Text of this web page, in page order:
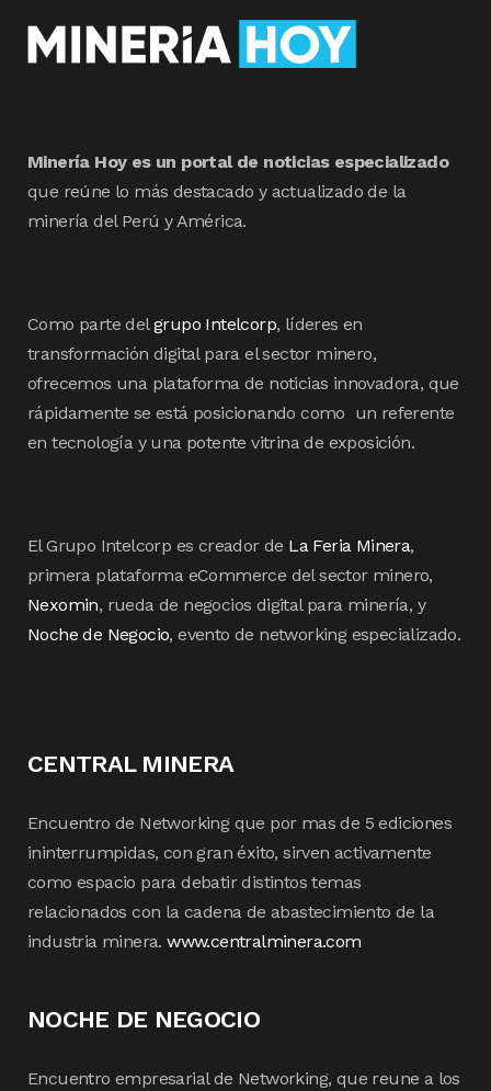
Minería Hoy es un portal de noticias especializado
que reúne lo más destacado y actualizado de la
minería del Perú y América.
Como parte delgrupo Intelcorp, líderes en
transformación digital para el sector minero,
ofrecemos una plataforma de noticias innovadora, que
rápidamente se está posicionando como un referente
en tecnología y una potente vitrina de exposición.
El Grupo Intelcorp es creador de La Feria Minera,
primera plataforma eCommerce del sector minero,
Nexomin, rueda de negocios digital para minería, y
Noche de Negocio, evento de networking especializado.
CENTRAL MINERA
Encuentro de Networking que por mas de 5 ediciones
ininterrumpidas, con gran éxito, sirven activamente
como espacio para debatir distintos temas
relacionados con la cadena de abastecimiento de la
industria minera.www.centralminera.com
NOCHE DE NEGOCIO
Encuentro empresarial de Networking, que reune a los